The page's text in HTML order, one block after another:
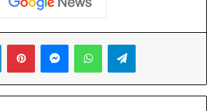
LinkedInPinterestMessengerWhatsAppTelegram